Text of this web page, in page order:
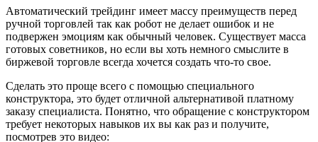
Автоматический трейдинг имеет массу преимуществ перед
ручной торговлей так как робот не делает ошибок и не
подвержен эмоциям как обычный человек. Существует масса
готовых советников, но если вы хоть немного смыслите в
биржевой торговле всегда хочется создать что-то свое.
Сделать это проще всего с помощью специального
конструктора, это будет отличной альтернативой платному
заказу специалиста. Понятно, что обращение с конструктором
требует некоторых навыков их вы как раз и получите,
посмотрев это видео: